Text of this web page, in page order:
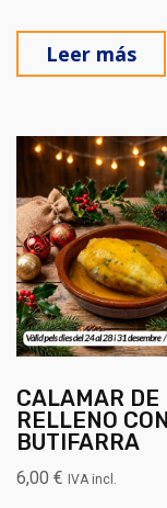
Leer más
CALAMAR DE
RELLENO CON
BUTIFARRA
6,00 € IVA incl.